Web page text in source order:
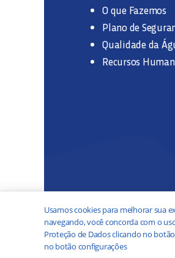
O que Fazemos
Plano de
Qualidade da
Recursos
Usamos cookies para melhorar sua
navegando, você concorda com o
Proteção de Dados clicando no
no botão configurações